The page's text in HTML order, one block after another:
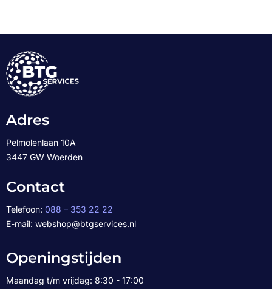
Adres
Pelmolenlaan 10A
3447 GW Woerden
Contact
Telefoon: 088 – 353 22 22
E-mail: webshop@btgservices.nl
Openingstijden
Maandag t/m vrijdag: 8:30 - 17:00